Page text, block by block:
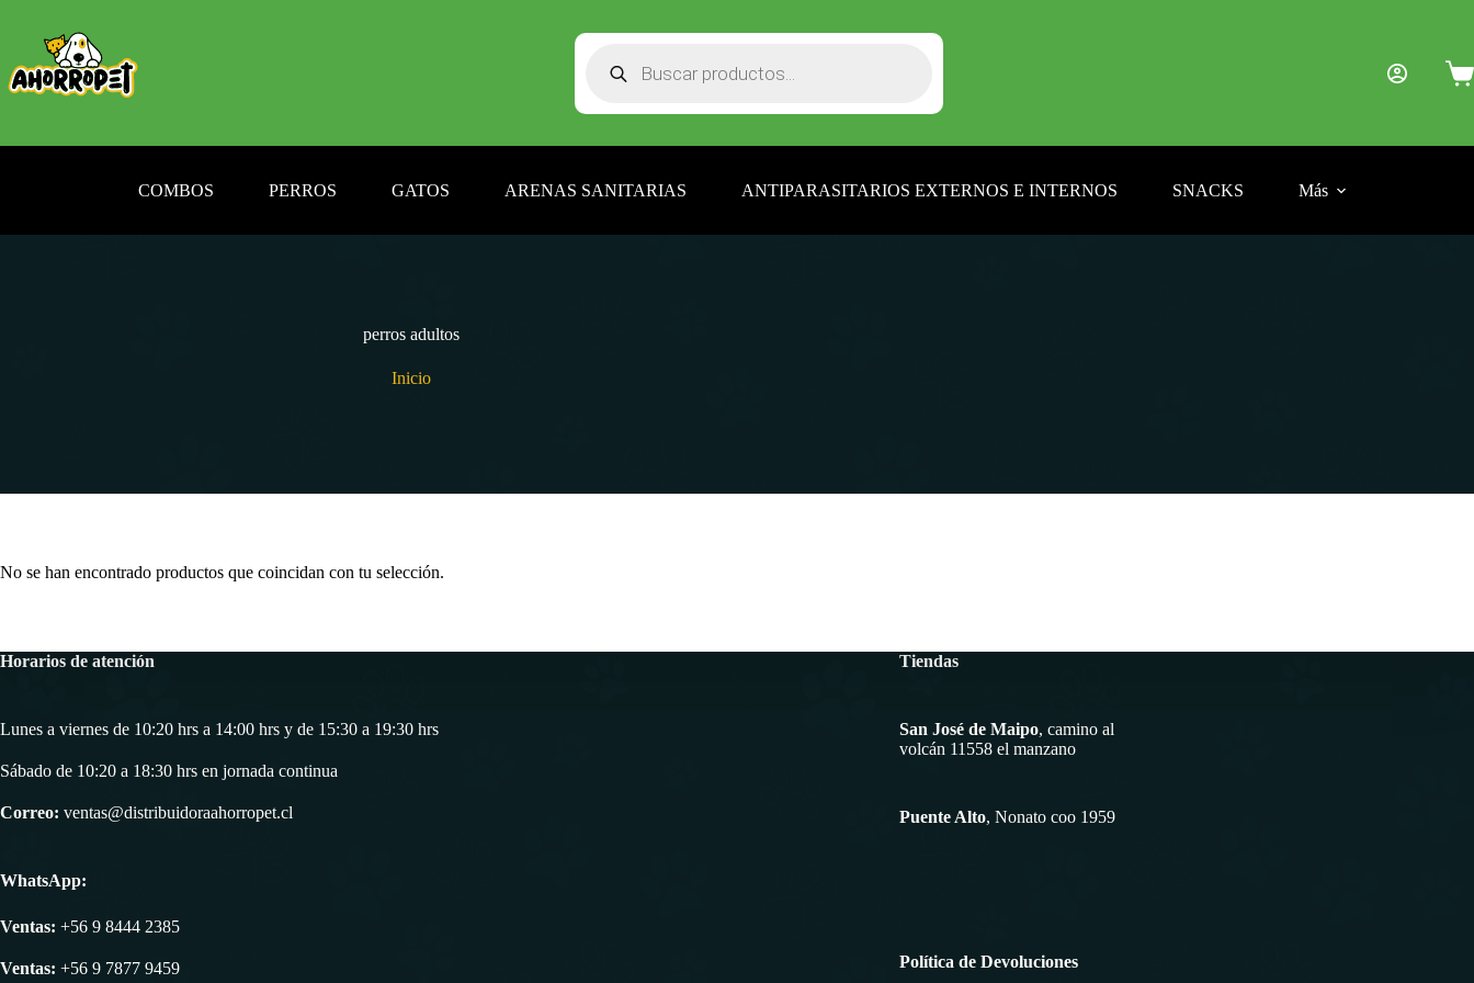
contenido
productos
COMBOS PERROS GATOS ARENAS SANITARIAS ANTIPARASITARIOS EXTERNOS E INTERNOS SNACKS Más
perros adultos
Inicio
No se han encontrado productos que coincidan con tu selección.
Horarios de atención
Lunes a viernes de 10:20 hrs a 14:00 hrs y de 15:30 a 19:30 hrs
Sábado de 10:20 a 18:30 hrs en jornada continua
Correo: ventas@distribuidoraahorropet.cl
WhatsApp:
Ventas: +56 9 8444 2385
Ventas: +56 9 7877 9459
Tiendas
San José de Maipo, camino al
volcán 11558 el manzano
Puente Alto, Nonato coo 1959
Política de Devoluciones